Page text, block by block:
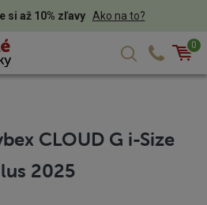
si až 10% zľavy Ako na to?
Košík
0
CLOUD G i-Size
2025